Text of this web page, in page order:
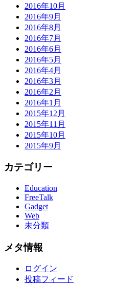
2016年10月
2016年9月
2016年8月
2016年7月
2016年6月
2016年5月
2016年4月
2016年3月
2016年2月
2016年1月
2015年12月
2015年11月
2015年10月
2015年9月
カテゴリー
Education
FreeTalk
Gadget
Web
未分類
メタ情報
ログイン
投稿フィード